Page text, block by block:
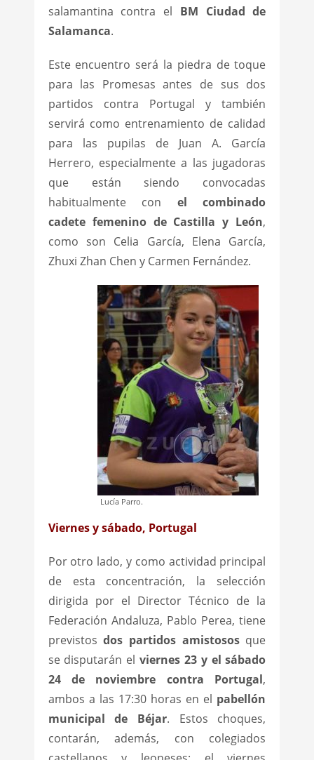
salamantina contra el BM Ciudad de
Salamanca.
Este encuentro será la piedra de toque
para las Promesas antes de sus dos
partidos contra Portugal y también
servirá como entrenamiento de calidad
para las pupilas de Juan A. García
Herrero, especialmente a las jugadoras
que están siendo convocadas
habitualmente con el combinado
cadete femenino de Castilla y León,
como son Celia García, Elena García,
Zhuxi Zhan Chen y Carmen Fernández.
Lucía Parro.
Viernes y sábado, Portugal
Por otro lado, y como actividad principal
de esta concentración, la selección
dirigida por el Director Técnico de la
Federación Andaluza, Pablo Perea, tiene
previstosdos partidos amistososque
se disputarán elviernes 23 y el sábado
24 de noviembre contra Portugal,
ambos a las 17:30 horas en el pabellón
municipal de Béjar. Estos choques,
contarán, además, con colegiados